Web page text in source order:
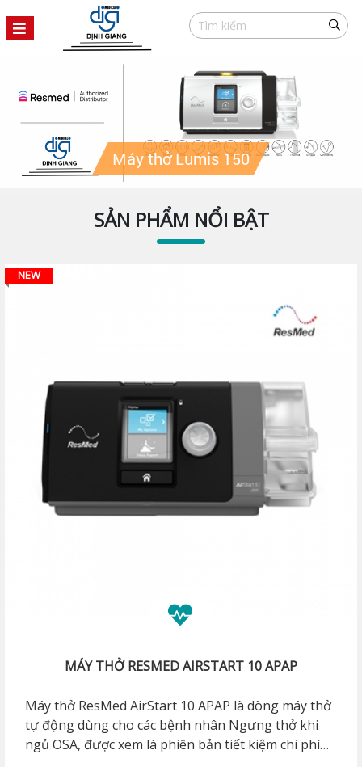
Máy thở Stellar 150
SẢN PHẨM NỔI BẬT
NEW
MÁY THỞ RESMED AIRSTART 10 APAP
Máy thở ResMed AirStart 10 APAP là dòng máy thở
tự động dùng cho các bệnh nhân Ngưng thở khi
ngủ OSA, được xem là phiên bản tiết kiệm chi phí